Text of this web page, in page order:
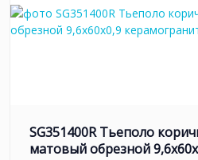
SG351400R Тьеполо
матовый обрезной